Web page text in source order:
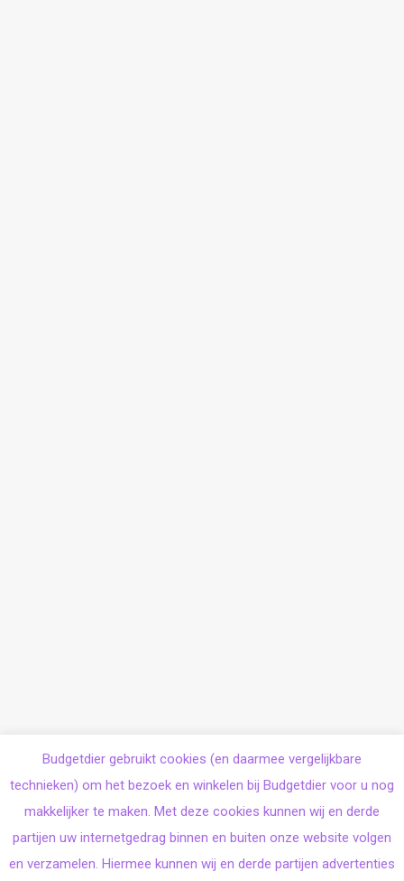
Budgetdier gebruikt cookies (en daarmee vergelijkbare
technieken) om het bezoek en winkelen bij Budgetdier voor u nog
makkelijker te maken. Met deze cookies kunnen wij en derde
partijen uw internetgedrag binnen en buiten onze website volgen
en verzamelen. Hiermee kunnen wij en derde partijen advertenties